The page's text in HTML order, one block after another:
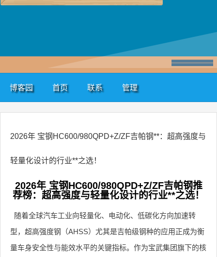
博客园 首页 联系 管理
2026年 宝钢HC600/980QPD+Z/ZF吉帕钢**：超高强度与
轻量化设计的行业**之选！
2026年 宝钢HC600/980QPD+Z/ZF吉帕钢推
荐榜：超高强度与轻量化设计的行业**之选！
随着全球汽车工业向轻量化、电动化、低碳化方向加速转
型，超高强度钢（AHSS）尤其是吉帕级钢种的应用正成为衡
量车身安全性与能效水平的关键指标。作为宝武集团旗下的核